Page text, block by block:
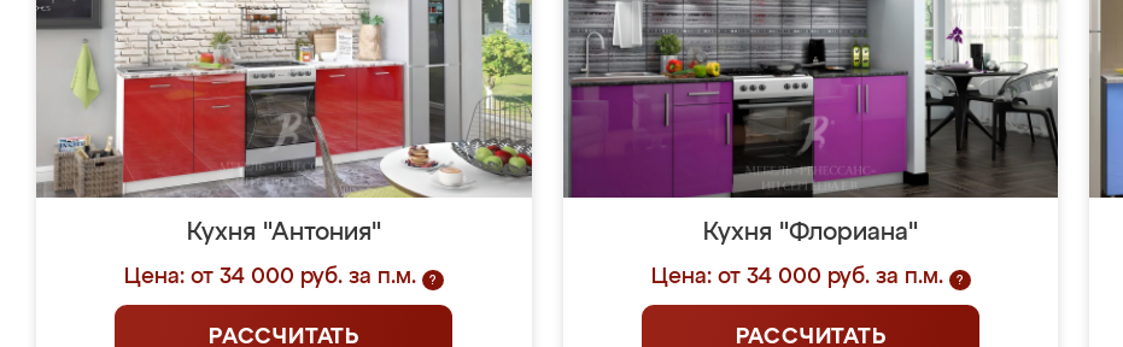
Кухня "Антония"
Цена: от 34 000 руб. за п.м. ?
РАССЧИТАТЬ
Кухня "Флориана"
Цена: от 34 000 руб. за п.м. ?
РАССЧИТАТЬ